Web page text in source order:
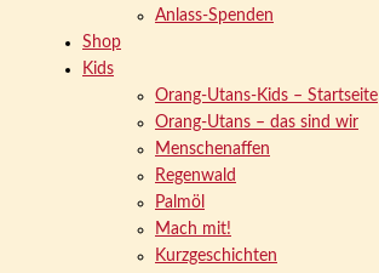
Anlass-Spenden
Shop
Kids
Orang-Utans-Kids – Startseite
Orang-Utans – das sind wir
Menschenaffen
Regenwald
Palmöl
Mach mit!
Kurzgeschichten